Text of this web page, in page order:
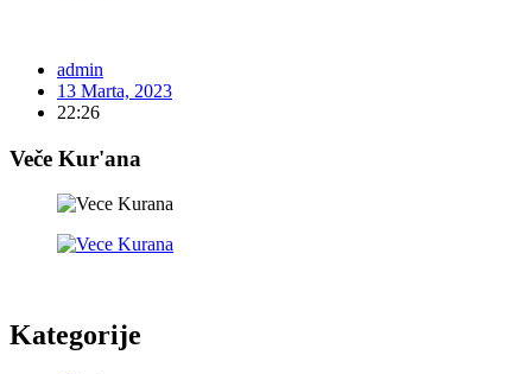
admin
13 Marta, 2023
22:26
Veče Kur'ana
Kategorije